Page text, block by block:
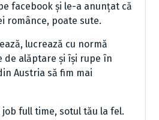
facebook și le-a anunțat că
românce, poate sute.
lucrează cu normă
de alăptare și își rupe în
Austria să fim mai
full time, sotul tău la fel.